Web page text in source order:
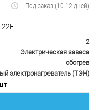
Под заказ (10-12 дней)
2
Электрическая завеса
обогрев
электронагреватель (ТЭН)